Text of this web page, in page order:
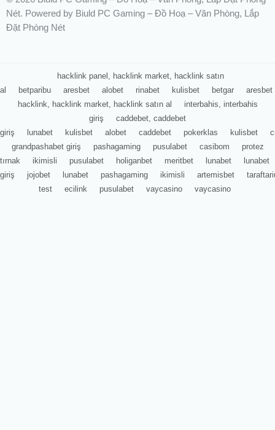
Nét. Powered by Biuld PC Gaming – Đồ Hoạ – Văn Phòng, Lắp
Đặt Phòng Nét
hacklink panel, hacklink market, hacklink satın
al
betparibu aresbet alobet rinabet kulisbet betgar
aresbet
hacklink, hacklink market, hacklink satın al
interbahis, interbahis
giriş
caddebet, caddebet
giriş
lunabet kulisbet alobet caddebet pokerklas kulisbet
grandpashabet giriş
pashagaming pusulabet casibom
protez
tırnak
ikimisli pusulabet holiganbet meritbet lunabet
lunabet
giriş
jojobet lunabet pashagaming ikimisli artemisbet
test
ecilink pusulabet vaycasino vaycasino